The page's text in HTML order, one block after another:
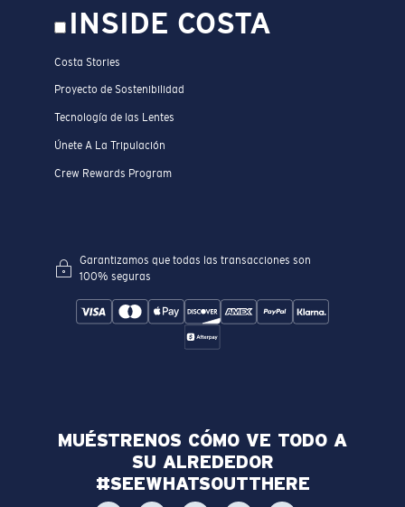
INSIDE COSTA
Costa Stories
Proyecto de Sostenibilidad
Tecnología de las Lentes
Únete A La Tripulación
Crew Rewards Program
Garantizamos que todas las transacciones son
100% seguras
MUÉSTRENOS CÓMO VE TODO A
SU ALREDEDOR
#SEEWHATSOUTTHERE